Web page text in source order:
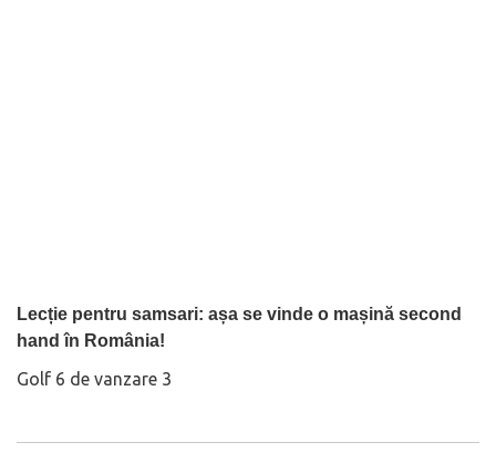
Lecție pentru samsari: așa se vinde o mașină second
hand în România!
Golf 6 de vanzare 3